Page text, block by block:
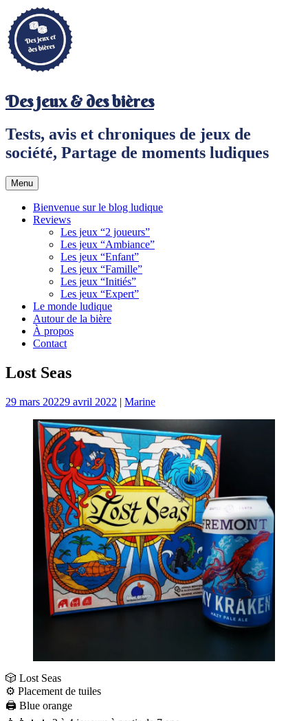
Aller
au
contenu
principal
Des jeux & des bières
Tests, avis et chroniques de jeux de
société, Partage de moments ludiques
Menu
Bienvenue sur le blog ludique
Reviews
Les jeux “2 joueurs”
Les jeux “Ambiance”
Les jeux “Enfant”
Les jeux “Famille”
Les jeux “Initiés”
Les jeux “Expert”
Le monde ludique
Autour de la bière
À propos
Contact
Lost Seas
29 mars 20229 avril 2022 | Marine
🎲 Lost Seas
⚙️ Placement de tuiles
🖨️ Blue orange